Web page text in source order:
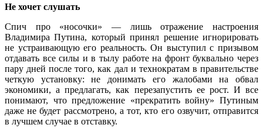
Не хочет слушать
Спич про «носочки» — лишь отражение настроения
Владимира Путина, который принял решение игнорировать
не устраивающую его реальность. Он выступил с призывом
отдавать все силы и в тылу работе на фронт буквально через
пару дней после того, как дал и технократам в правительстве
четкую установку: не донимать его жалобами на обвал
экономики, а предлагать, как перезапустить ее рост. И все
понимают, что предложение «прекратить войну» Путиным
даже не будет рассмотрено, а тот, кто его озвучит, отправится
в лучшем случае в отставку.